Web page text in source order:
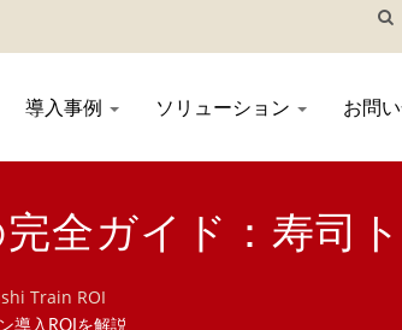
導入事例 ソリューション お問
全ガイド：寿司
Train ROI
導入ROIを解説